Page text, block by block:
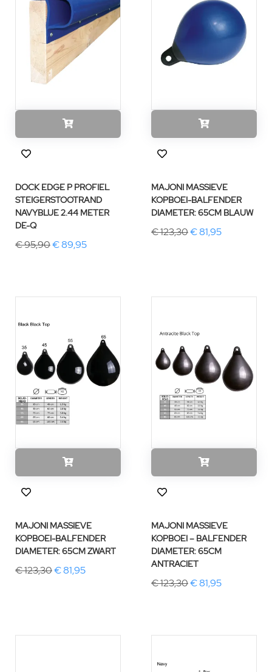
DOCK EDGE P PROFIEL
STEIGERSTOOTRAND
NAVYBLUE 2.44 METER
DE-Q
€ 95,90€ 89,95
MAJONI MASSIEVE
KOPBOEI-BALFENDER
DIAMETER: 65CM BLAUW
€ 123,30€ 81,95
MAJONI MASSIEVE
KOPBOEI-BALFENDER
DIAMETER: 65CM ZWART
€ 123,30€ 81,95
MAJONI MASSIEVE
KOPBOEI – BALFENDER
DIAMETER: 65CM
ANTRACIET
€ 123,30€ 81,95